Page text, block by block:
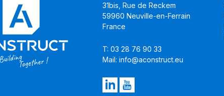
31bis, Rue de Reckem
59960 Neuville-en-Ferrain
France
T: 03 28 76 90 33
Mail: info@aconstruct.eu